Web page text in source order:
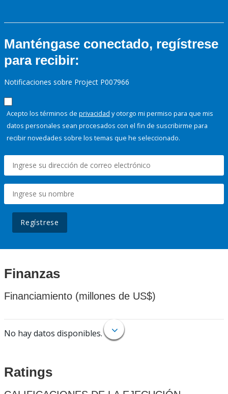
Manténgase conectado, regístrese
para recibir:
Notificaciones sobre Project P007966
Acepto los términos de privacidad y otorgo mi permiso para que mis
datos personales sean procesados con el fin de suscribirme para
recibir novedades sobre los temas que he seleccionado.
Regístrese
Finanzas
Financiamiento (millones de US$)
No hay datos disponibles.
Ratings